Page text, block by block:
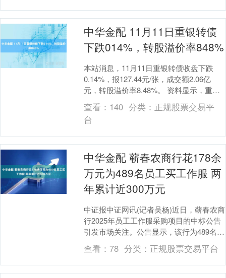
中华金配 11月11日重银转债
下跌014%，转股溢价率848%
本站消息，11月11日重银转债收盘下跌
0.14%，报127.44元/张，成交额2.06亿
元，转股溢价率8.48%。 资料显示，重银
转债信用级别为“AAA”，债券....
查看： 140 分类： 正规股票交易平
台
中华金配 蕲春农商行花178余
万元为489名员工买工作服 两
年累计近300万元
中证报中证网讯(记者吴杨)近日，蕲春农商
行2025年员工工作服采购项目的中标公告
引发市场关注。公告显示，该行为489名员
工购置工作服，中标金额为178.19万元....
查看：78 分类： 正规股票交易平台